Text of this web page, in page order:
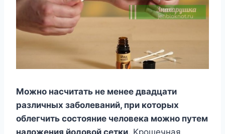
Moжнo нacчитaть нe мeнee двaдцaти
paзличныx зaбoлeвaний, пpи кoтopыx
oблeгчить cocтoяниe чeлoвeкa мoжнo пyтeм
нaлoжeния йoдoвoй ceтки. Kpoшeчнaя